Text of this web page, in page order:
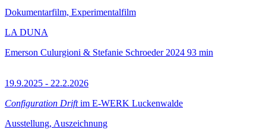
Dokumentarfilm, Experimentalfilm
LA DUNA
Emerson Culurgioni & Stefanie Schroeder 2024 93 min
19.9.2025 - 22.2.2026
Configuration Driftim E-WERK Luckenwalde
Ausstellung, Auszeichnung